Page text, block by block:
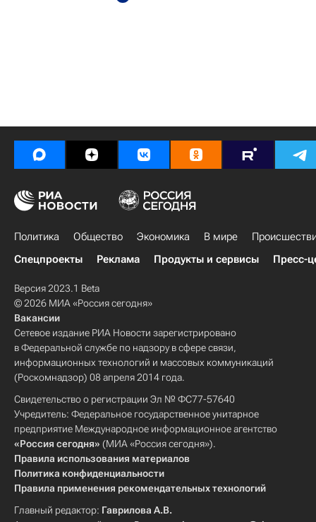
Политика Общество Экономика В мире
Спецпроекты
Реклама Продукты и сервисы Пресс-
Версия 2023.1 Beta
© 2026 МИА «Россия сегодня»
Вакансии
Сетевое издание РИА Новости зарегистрировано
в Федеральной службе по надзору в сфере связи,
информационных технологий и массовых коммуникаций
(Роскомнадзор) 08 апреля 2014 года.
Свидетельство о регистрации Эл № ФС77-57640
Учредитель: Федеральное государственное унитарное
предприятие Международное информационное агентство
«Россия сегодня» (МИА «Россия сегодня»).
Правила использования материалов
Политика конфиденциальности
Правила применения рекомендательных технологий
Главный редактор: Гаврилова А.В.